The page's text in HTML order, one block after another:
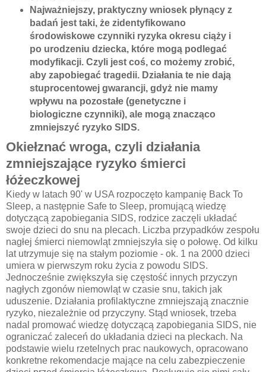
Najważniejszy, praktyczny wniosek płynący z
badań jest taki, że zidentyfikowano
środowiskowe czynniki ryzyka okresu ciąży i
po urodzeniu dziecka, które mogą podlegać
modyfikacji. Czyli jest coś, co możemy zrobić,
aby zapobiegać tragedii. Działania te nie dają
stuprocentowej gwarancji, gdyż nie mamy
wpływu na pozostałe (genetyczne i
biologiczne czynniki), ale mogą znacząco
zmniejszyć ryzyko SIDS.
Okiełznać wroga, czyli działania
zmniejszające ryzyko śmierci
łóżeczkowej
Kiedy w latach 90' w USA rozpoczęto kampanię Back To
Sleep, a następnie Safe to Sleep, promującą wiedzę
dotyczącą zapobiegania SIDS, rodzice zaczęli układać
swoje dzieci do snu na plecach. Liczba przypadków zespołu
nagłej śmierci niemowląt zmniejszyła się o połowę. Od kilku
lat utrzymuje się na stałym poziomie - ok. 1 na 2000 dzieci
umiera w pierwszym roku życia z powodu SIDS.
Jednocześnie zwiększyła się częstość innych przyczyn
nagłych zgonów niemowląt w czasie snu, takich jak
uduszenie. Działania profilaktyczne zmniejszają znacznie
ryzyko, niezależnie od przyczyny. Stąd wniosek, trzeba
nadal promować wiedzę dotyczącą zapobiegania SIDS, nie
ograniczać zaleceń do układania dzieci na pleckach. Na
podstawie wielu rzetelnych prac naukowych, opracowano
konkretne rekomendacje mające na celu zabezpieczenie